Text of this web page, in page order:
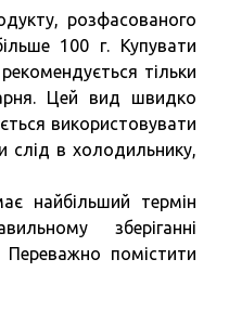
розфасованого
100 г. Купувати
тільки
Цей вид швидко
використовувати
слід в холодильнику,
найбільший термін
зберіганні
помістити